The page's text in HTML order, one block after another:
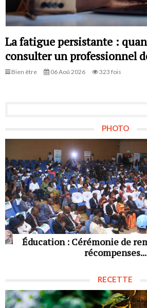
La fatigue persistante :
consulter un professionnel
Bien être 06 Aoû 2026 323 fois
PHOTO
Éducation : Cérémonie de
récompenses...
RECETTE